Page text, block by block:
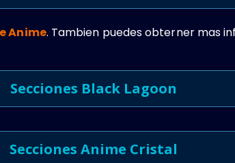
Anime. Tambien puedes obterner mas
Secciones Black Lagoon
Secciones Anime Cristal